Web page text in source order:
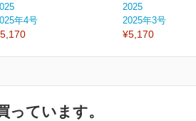
年4号
2025
2025年3号
¥5,170
っています。